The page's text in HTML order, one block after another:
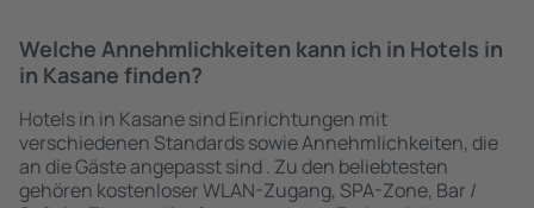
Welche Annehmlichkeiten kann ich in Hotels in
in Kasane finden?
Hotels in in Kasane sind Einrichtungen mit
verschiedenen Standards sowie Annehmlichkeiten, die
an die Gäste angepasst sind . Zu den beliebtesten
gehören kostenloser WLAN-Zugang, SPA-Zone, Bar /